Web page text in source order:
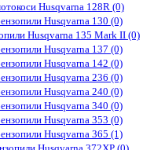
Husqvarna 128R (0)
Husqvarna 130 (0)
Husqvarna 135 Mark II (0)
Husqvarna 137 (0)
Husqvarna 142 (0)
Husqvarna 236 (0)
Husqvarna 240 (0)
Husqvarna 340 (0)
Husqvarna 353 (0)
Husqvarna 365 (1)